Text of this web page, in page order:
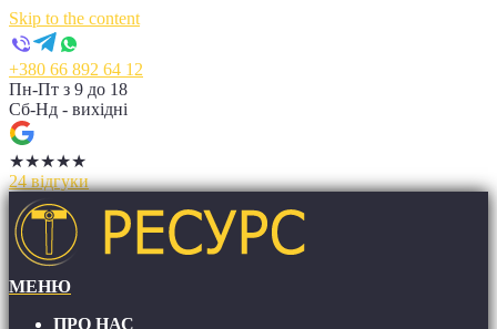
Skip to the content
+380 66 892 64 12
Пн-Пт з 9 до 18
Сб-Нд - вихідні
★★★★★
24 відгуки
МЕНЮ
ПРО НАС